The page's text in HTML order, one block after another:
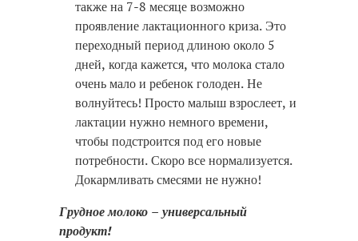
также на 7-8 месяце возможно
проявление лактационного криза. Это
переходный период длиною около 5
дней, когда кажется, что молока стало
очень мало и ребенок голоден. Не
волнуйтесь! Просто малыш взрослеет, и
лактации нужно немного времени,
чтобы подстроится под его новые
потребности. Скоро все нормализуется.
Докармливать смесями не нужно!
Грудное молоко – универсальный
продукт!